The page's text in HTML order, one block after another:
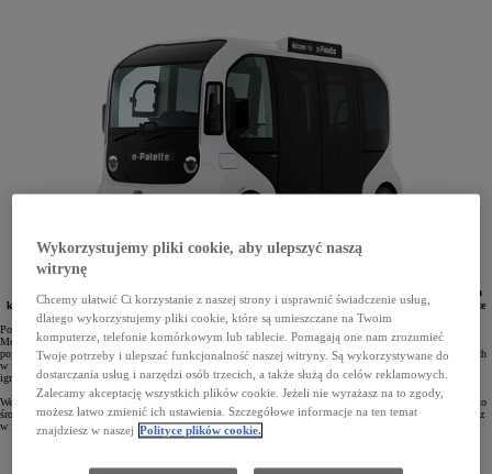
Toyota wprowadziła na japoński rynek e-Palette. Jest to elektryczny pojazd, którego funkcjonalna
konstrukcja pozwala na elastyczne zastosowanie w transporcie oraz usługach. Od 2027 roku e-Palette
zyska system jazdy autonomicznej czwartego stopnia.
Po raz pierwszy koncepcyjny e-Palette został pokazany w 2018 rok, a w 2019 roku, podczas targów Tokyo
Motor Show, został zaprezentowany szerokiej publiczności. Niespełna dwa lata później 20 egzemplarzy tego
pojazdu pełniło rolę zautomatyzowanego transportu dla sportowców, działaczy i organizatorów uczestniczących
w igrzyskach olimpijskich i paraolimpijskich w Tokio. Kolejne testy samochody e-Palette przeszły podczas
igrzysk w Paryżu.
We wrześniu br. e-Palette trafił do sprzedaży w Japonii. Elektryczny pojazd będzie wykorzystywany m.in. jako
środek transportu, a także jako mobilny sklep na terenie wielofunkcyjnej hali TOYOTA ARENA TOKYO oraz
w innowacyjnym mieście Woven City.
Wykorzystujemy pliki cookie, aby ulepszyć naszą
witrynę
Chcemy ułatwić Ci korzystanie z naszej strony i usprawnić świadczenie usług,
dlatego wykorzystujemy pliki cookie, które są umieszczane na Twoim
komputerze, telefonie komórkowym lub tablecie. Pomagają one nam zrozumieć
Twoje potrzeby i ulepszać funkcjonalność naszej witryny. Są wykorzystywane do
dostarczania usług i narzędzi osób trzecich, a także służą do celów reklamowych.
Zalecamy akceptację wszystkich plików cookie. Jeżeli nie wyrażasz na to zgody,
możesz łatwo zmienić ich ustawienia. Szczegółowe informacje na ten temat
znajdziesz w naszej Polityce plików cookie.